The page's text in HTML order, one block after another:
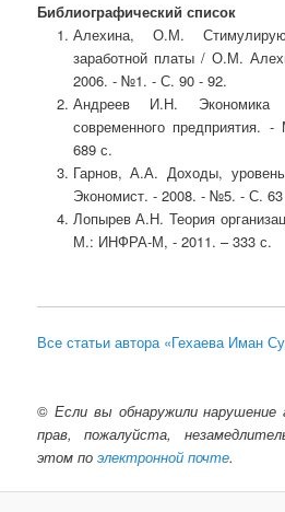
Библиографический список
Алехина, О.М.
заработной платы / О.М.
2006. - №1. - С. 90 - 92.
Андреев И.Н. Экономика
современного
689 с.
Гарнов, А.А. Доходы,
Экономист. - 2008. - №5. - С. 63
Лопырев А.Н. Теория
М.: ИНФРА-М, - 2011. – 333 с.
Все статьи автора «Гехаева Иман
© Если вы обнаружили
прав, пожалуйста,
этом поэлектронной почте.